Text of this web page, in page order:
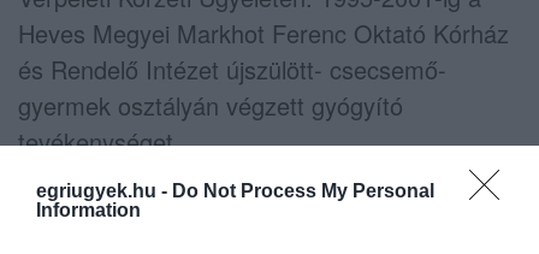
egriugyek.hu - Do Not Process My Personal
Information
Heves Megyei Markhot Ferenc Oktató Kórház
és Rendelő Intézet újszülött- csecsemő-
gyermek osztályán végzett gyógyító
tevékenységet.
2000-ben csecsemő és gyermekgyógyász